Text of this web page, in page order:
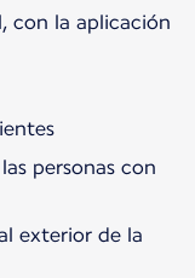
con la aplicación
personas con
exterior de la